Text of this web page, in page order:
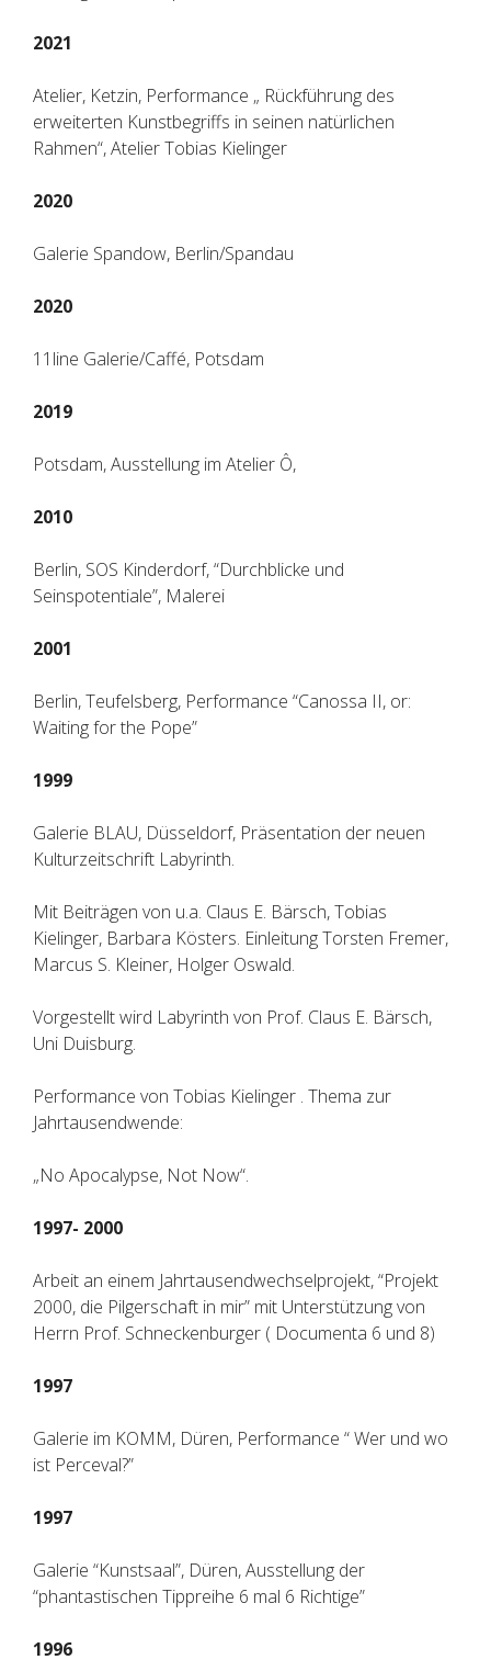
2021
Atelier, Ketzin, Performance „ Rückführung des
erweiterten Kunstbegriffs in seinen natürlichen
Rahmen“, Atelier Tobias Kielinger
2020
Galerie Spandow, Berlin/Spandau
2020
11line Galerie/Caffé, Potsdam
2019
Potsdam, Ausstellung im Atelier Ô,
2010
Berlin, SOS Kinderdorf, “Durchblicke und
Seinspotentiale”, Malerei
2001
Berlin, Teufelsberg, Performance “Canossa II, or:
Waiting for the Pope”
1999
Galerie BLAU, Düsseldorf, Präsentation der neuen
Kulturzeitschrift Labyrinth.
Mit Beiträgen von u.a. Claus E. Bärsch, Tobias
Kielinger, Barbara Kösters. Einleitung Torsten Fremer,
Marcus S. Kleiner, Holger Oswald.
Vorgestellt wird Labyrinth von Prof. Claus E. Bärsch,
Uni Duisburg.
Performance von Tobias Kielinger . Thema zur
Jahrtausendwende:
„No Apocalypse, Not Now“.
1997- 2000
Arbeit an einem Jahrtausendwechselprojekt, “Projekt
2000, die Pilgerschaft in mir” mit Unterstützung von
Herrn Prof. Schneckenburger ( Documenta 6 und 8)
1997
Galerie im KOMM, Düren, Performance “ Wer und wo
ist Perceval?”
1997
Galerie “Kunstsaal”, Düren, Ausstellung der
“phantastischen Tippreihe 6 mal 6 Richtige”
1996